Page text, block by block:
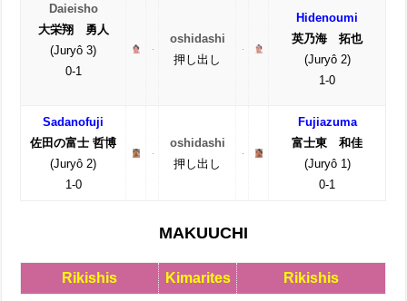
Daieisho
大栄翔 勇人
(Juryô 3)
0-1
oshidashi
押し出し
Hidenoumi
英乃海 拓也
(Juryô 2)
1-0
Sadanofuji
佐田の富士 哲博
(Juryô 2)
1-0
oshidashi
押し出し
Fujiazuma
富士東 和佳
(Juryô 1)
0-1
MAKUUCHI
Rikishis Kimarites Rikishis